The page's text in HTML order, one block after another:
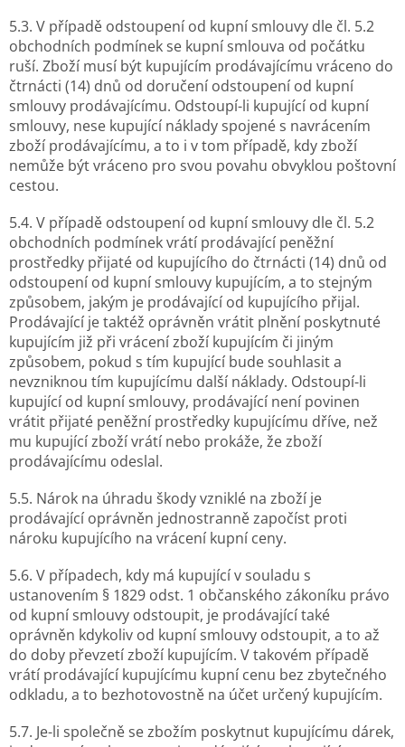
5.3. V případě odstoupení od kupní smlouvy dle čl. 5.2
obchodních podmínek se kupní smlouva od počátku
ruší. Zboží musí být kupujícím prodávajícímu vráceno do
čtrnácti (14) dnů od doručení odstoupení od kupní
smlouvy prodávajícímu. Odstoupí-li kupující od kupní
smlouvy, nese kupující náklady spojené s navrácením
zboží prodávajícímu, a to i v tom případě, kdy zboží
nemůže být vráceno pro svou povahu obvyklou poštovní
cestou.
5.4. V případě odstoupení od kupní smlouvy dle čl. 5.2
obchodních podmínek vrátí prodávající peněžní
prostředky přijaté od kupujícího do čtrnácti (14) dnů od
odstoupení od kupní smlouvy kupujícím, a to stejným
způsobem, jakým je prodávající od kupujícího přijal.
Prodávající je taktéž oprávněn vrátit plnění poskytnuté
kupujícím již při vrácení zboží kupujícím či jiným
způsobem, pokud s tím kupující bude souhlasit a
nevzniknou tím kupujícímu další náklady. Odstoupí-li
kupující od kupní smlouvy, prodávající není povinen
vrátit přijaté peněžní prostředky kupujícímu dříve, než
mu kupující zboží vrátí nebo prokáže, že zboží
prodávajícímu odeslal.
5.5. Nárok na úhradu škody vzniklé na zboží je
prodávající oprávněn jednostranně započíst proti
nároku kupujícího na vrácení kupní ceny.
5.6. V případech, kdy má kupující v souladu s
ustanovením § 1829 odst. 1 občanského zákoníku právo
od kupní smlouvy odstoupit, je prodávající také
oprávněn kdykoliv od kupní smlouvy odstoupit, a to až
do doby převzetí zboží kupujícím. V takovém případě
vrátí prodávající kupujícímu kupní cenu bez zbytečného
odkladu, a to bezhotovostně na účet určený kupujícím.
5.7. Je-li společně se zbožím poskytnut kupujícímu dárek,